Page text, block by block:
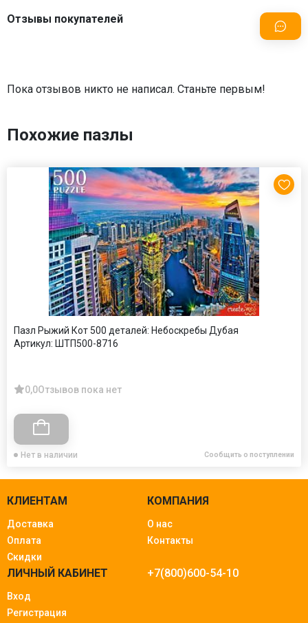
Отзывы покупателей
Пока отзывов никто не написал. Станьте первым!
Похожие пазлы
Пазл Рыжий Кот 500 деталей: Небоскребы Дубая
Артикул: ШТП500-8716
0,0Отзывов пока нет
Нет в наличии Сообщить о поступлении
КЛИЕНТАМ
Доставка
Оплата
Скидки
КОМПАНИЯ
О нас
Контакты
ЛИЧНЫЙ КАБИНЕТ
Вход
Регистрация
+7(800)600-54-10